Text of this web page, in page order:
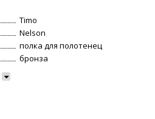
Timo
Nelson
полка для полотенец
бронза